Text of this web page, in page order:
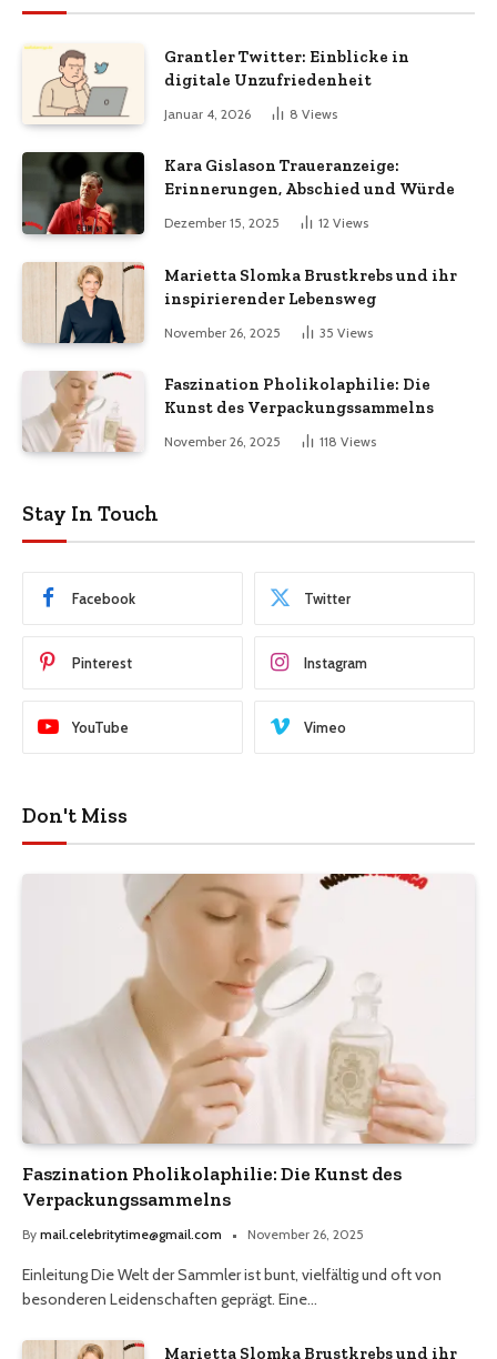
Grantler Twitter: Einblicke in
digitale Unzufriedenheit
Januar 4, 2026 8 Views
Kara Gislason Traueranzeige:
Erinnerungen, Abschied und Würde
Dezember 15, 2025 12 Views
Marietta Slomka Brustkrebs und ihr
inspirierender Lebensweg
November 26, 2025 35 Views
Faszination Pholikolaphilie: Die
Kunst des Verpackungssammelns
November 26, 2025 118 Views
Stay In Touch
Facebook Twitter
Pinterest Instagram
YouTube Vimeo
Don't Miss
Faszination Pholikolaphilie: Die Kunst des
Verpackungssammelns
By mail.celebritytime@gmail.com November 26, 2025
Einleitung Die Welt der Sammler ist bunt, vielfältig und oft von
besonderen Leidenschaften geprägt. Eine…
Marietta Slomka Brustkrebs und ihr